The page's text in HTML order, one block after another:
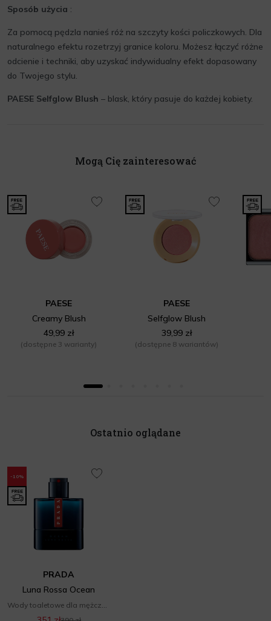
Sposób użycia :
Za pomocą pędzla nanieś róż na szczyty kości policzkowych. Dla
naturalnego efektu rozetrzyj granice koloru. Możesz łączyć różne
odcienie i techniki, aby uzyskać indywidualny efekt dopasowany
do Twojego stylu.
PAESE Selfglow Blush – blask, który pasuje do każdej kobiety.
Mogą Cię zainteresować
PAESE
Creamy Blush
49,99 zł
(dostępne 3 warianty)
PAESE
Selfglow Blush
39,99 zł
(dostępne 8 wariantów)
Ostatnio oglądane
-10%
PRADA
Luna Rossa Ocean
Wody toaletowe dla mężczyzn